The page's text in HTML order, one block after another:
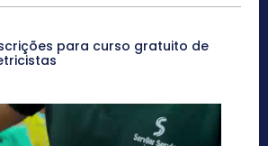
para curso gratuito de